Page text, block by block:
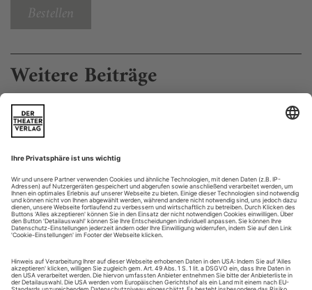
Bestellen
Weitere Beiträge
Zukunftslabor
Auch bei der «Tanzplattform» wird gepitcht. Zugeschaut hat
Thaddäus Maria Jungmann
künstlerischen Arbeiten bzw. Methoden gelten als interessant,
reichen aber nicht für einen abendfüllenden Slot im
Showcase. Und doch sind sie für Kurator*innen eigentlich
echte Fundorte: weniger fertige Produkte als ein Denken in
Bewegung – bei gleichzeitiger Nähe zu den Künstler*innen.
Sichtbarkeit und...